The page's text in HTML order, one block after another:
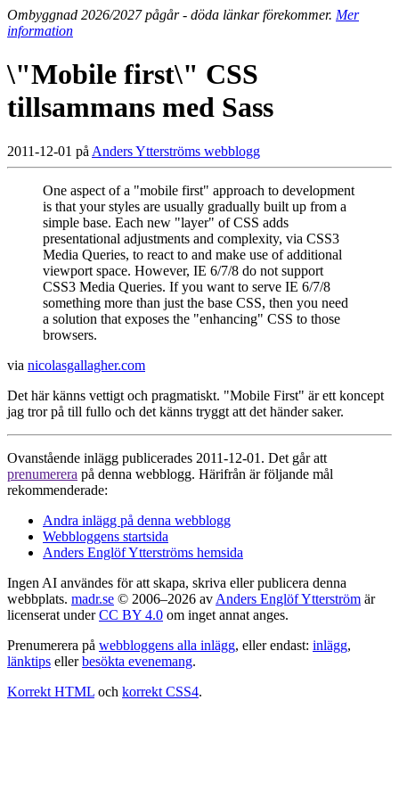
Ombyggnad 2026/2027 pågår - döda länkar förekommer. Mer
information
\"Mobile first\" CSS
tillsammans med Sass
2011-12-01 på Anders Ytterströms webblogg
One aspect of a "mobile first" approach to development
is that your styles are usually gradually built up from a
simple base. Each new "layer" of CSS adds
presentational adjustments and complexity, via CSS3
Media Queries, to react to and make use of additional
viewport space. However, IE 6/7/8 do not support
CSS3 Media Queries. If you want to serve IE 6/7/8
something more than just the base CSS, then you need
a solution that exposes the "enhancing" CSS to those
browsers.
via nicolasgallagher.com
Det här känns vettigt och pragmatiskt. "Mobile First" är ett koncept
jag tror på till fullo och det känns tryggt att det händer saker.
Ovanstående inlägg publicerades 2011-12-01. Det går att
prenumerera på denna webblogg. Härifrån är följande mål
rekommenderade:
Andra inlägg på denna webblogg
Webbloggens startsida
Anders Englöf Ytterströms hemsida
Ingen AI användes för att skapa, skriva eller publicera denna
webbplats. madr.se © 2006–2026 av Anders Englöf Ytterström är
licenserat underCC BY 4.0 om inget annat anges.
Prenumerera på webbloggens alla inlägg, eller endast: inlägg,
länktips ellerbesökta evenemang.
Korrekt HTML och korrekt CSS4.